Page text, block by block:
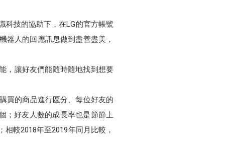
科技的協助下，在LG的官方帳號
器人的回應訊息做到盡善盡美，
，讓好友們能隨時隨地找到想要
買的商品進行區分、每位好友的
；好友人數的成長率也是節節上
較2018年至2019年同月比較，